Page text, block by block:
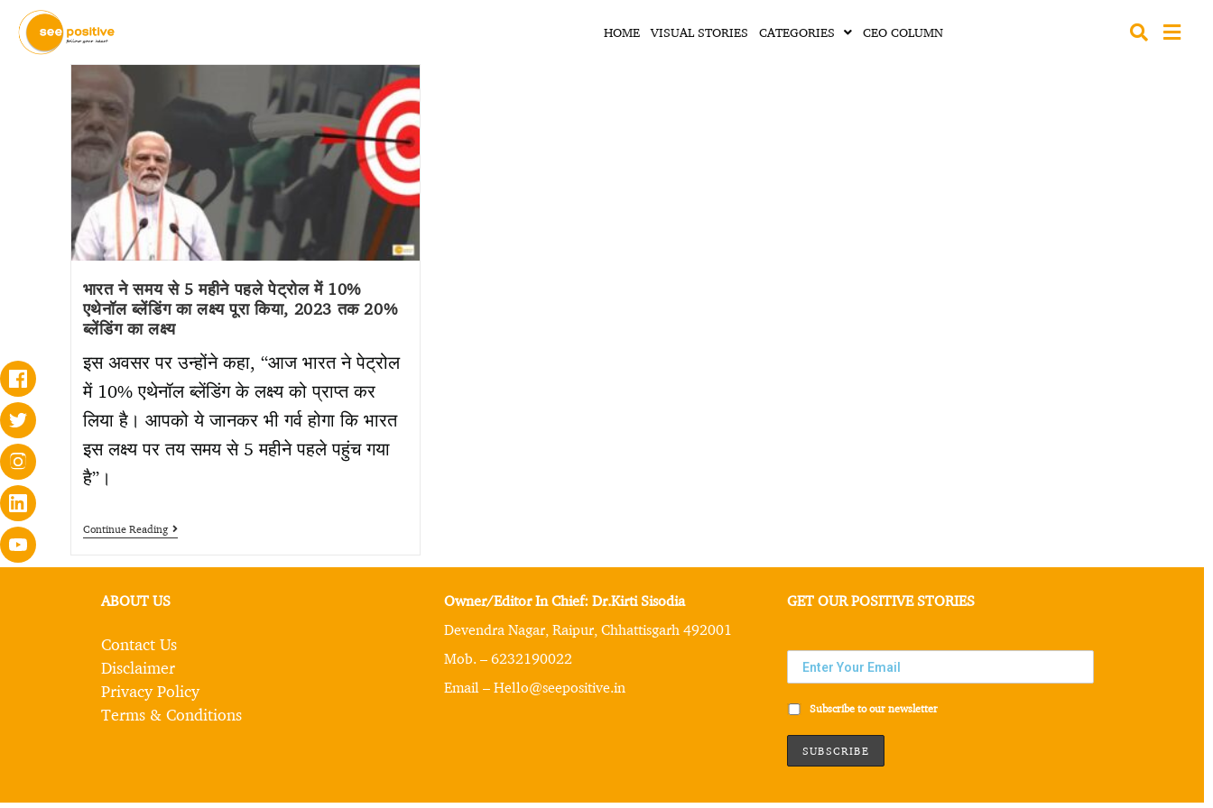
HOME VISUAL STORIES CATEGORIES CEO COLUMN
भारत ने समय से 5 महीने पहले पेट्रोल में 10%
एथेनॉल ब्लेंडिंग का लक्ष्य पूरा किया, 2023 तक 20%
ब्लेंडिंग का लक्ष्य
इस अवसर पर उन्होंने कहा, “आज भारत ने पेट्रोल
में 10% एथेनॉल ब्लेंडिंग के लक्ष्य को प्राप्त कर
लिया है। आपको ये जानकर भी गर्व होगा कि भारत
इस लक्ष्य पर तय समय से 5 महीने पहले पहुंच गया
है”।
Continue Reading
ABOUT US
Contact Us
Disclaimer
Privacy Policy
Terms & Conditions
Owner/Editor In Chief: Dr.Kirti Sisodia
Devendra Nagar, Raipur, Chhattisgarh 492001
Mob. – 6232190022
Email – Hello@seepositive.in
GET OUR POSITIVE STORIES
Subscribe to our newsletter